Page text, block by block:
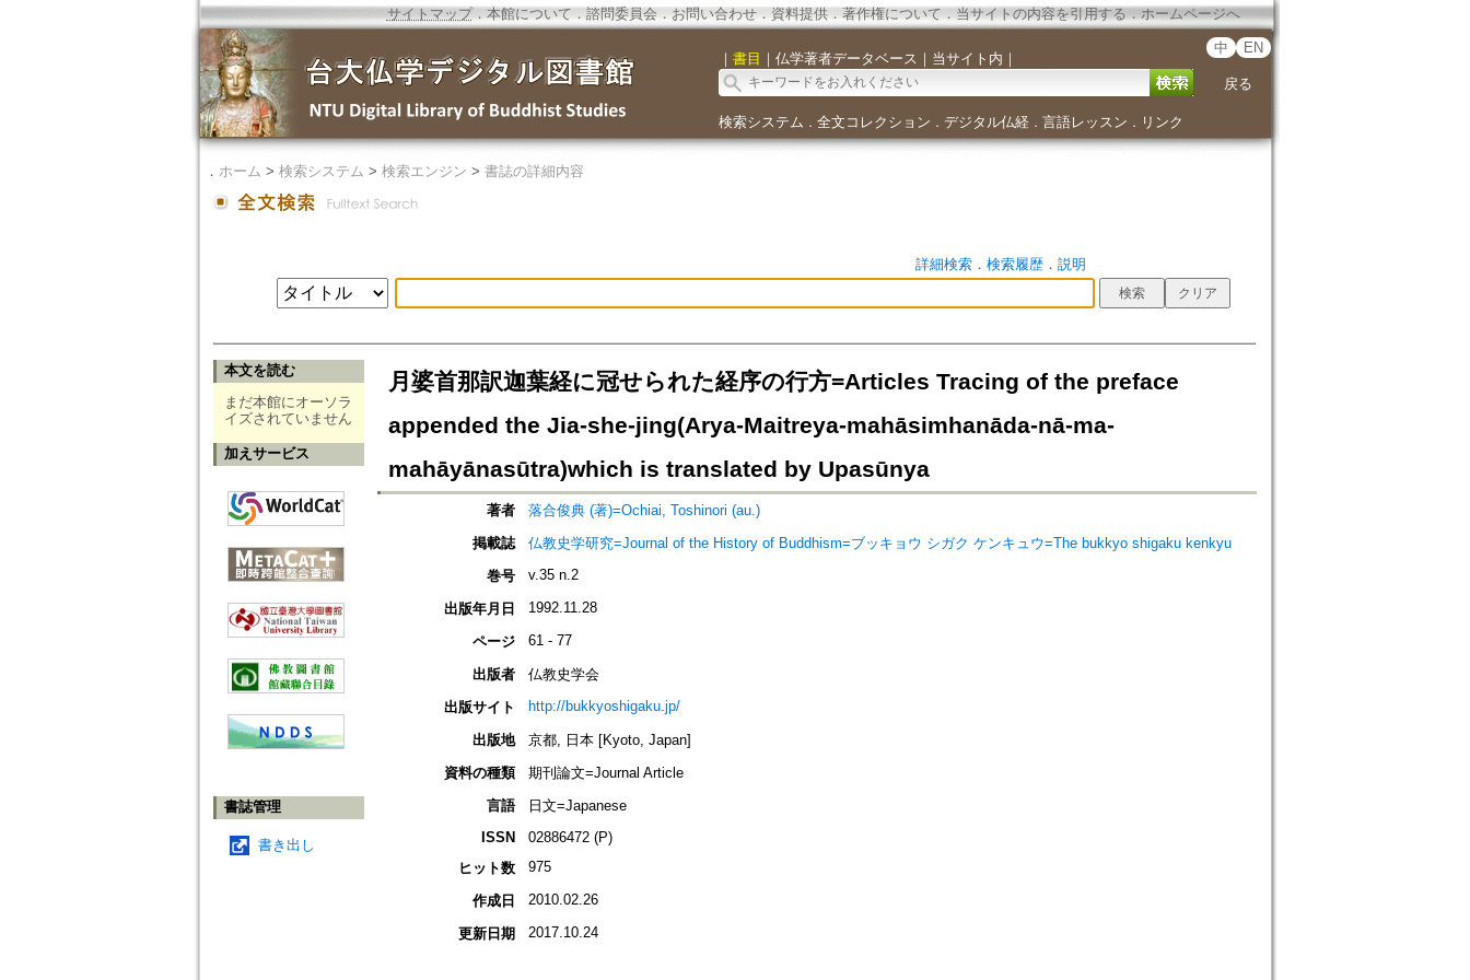
サイトマップ．本館について ． 諮問委員会． お問い合わせ． 資料提供． 著作権について．当サイトの内容を引用する ． ホームページへ
｜ 書目 ｜ 仏学著者データベース ｜ 当サイト内 ｜
中 EN
戻る
検索システム ． 全文コレクション ． デジタル仏経． 言語レッスン ． リンク
． ホーム > 検索システム > 検索エンジン > 書誌の詳細内容
詳細検索． 検索履歴． 説明
本文を読む
まだ本館にオーソラ
イズされていません
加えサービス
書誌管理
書き出し
月婆首那訳迦葉経に冠せられた経序の行方=Articles Tracing of the preface
appended the Jia-she-jing(Arya-Maitreya-mahāsimhanāda-nā-ma-
mahāyānasūtra)which is translated by Upasūnya
著者
落合俊典 (著)=Ochiai, Toshinori (au.)
掲載誌
仏教史学研究=Journal of the History of Buddhism=ブッキョウ シガク ケンキュウ=The bukkyo shigaku kenkyu
巻号
v.35 n.2
出版年月日 1992.11.28
ページ 61 - 77
出版者
仏教史学会
出版サイト
http://bukkyoshigaku.jp/
出版地
京都, 日本 [Kyoto, Japan]
資料の種類
期刊論文=Journal Article
言語
日文=Japanese
ISSN
02886472 (P)
ヒット数
975
作成日 2010.02.26
更新日期 2017.10.24